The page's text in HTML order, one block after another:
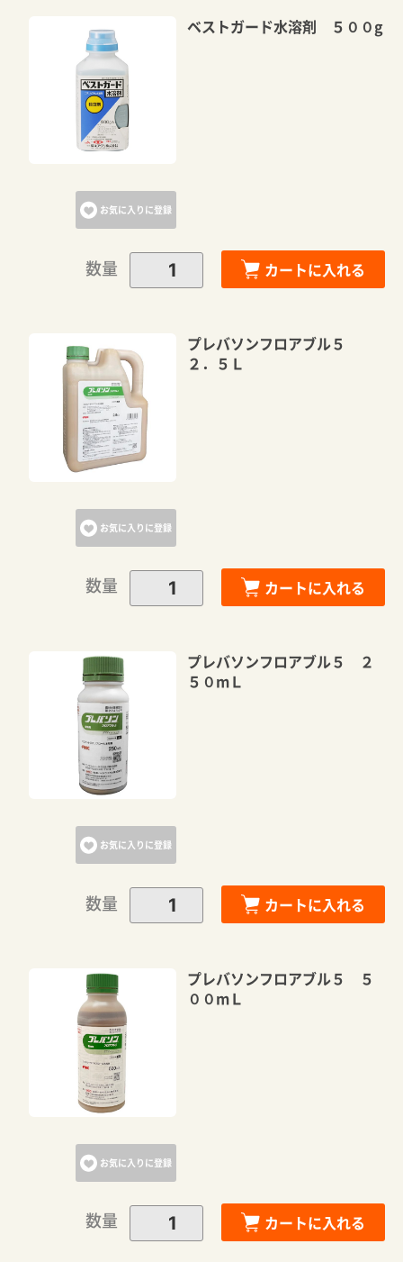
お気に入りに登録
ベストガード水溶剤 ５００g
数量 カートに入れる
お気に入りに登録
プレバソンフロアブル５
２．５Ｌ
数量 カートに入れる
お気に入りに登録
プレバソンフロアブル５ ２
５０mＬ
数量 カートに入れる
お気に入りに登録
プレバソンフロアブル５ ５
００mＬ
数量 カートに入れる